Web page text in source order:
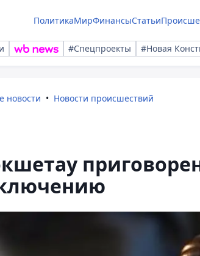
ПолитикаМирФинансыСтатьи
#Спецпроекты #Новая
новости Новости происшествий